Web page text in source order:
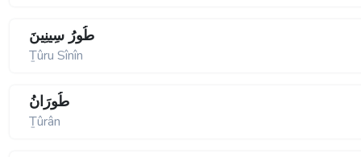
طُورُ سِينِينَ
Ṯûru Sînîn
طُورَانُ
Ṯûrân